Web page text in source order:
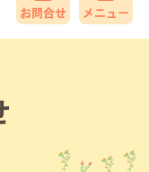
メニュー
お問合せ